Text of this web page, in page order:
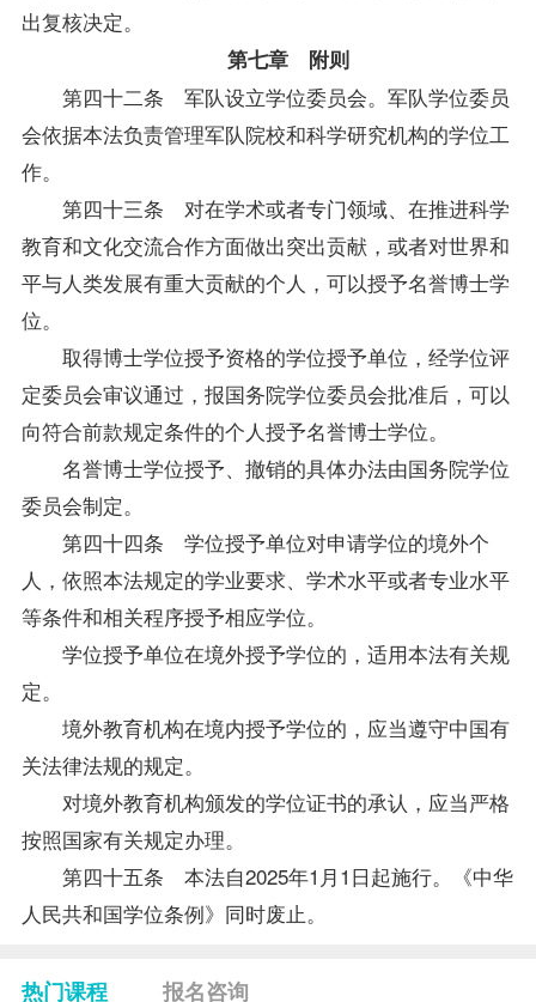
出复核决定。
第七章 附则
第四十二条 军队设立学位委员会。军队学位委员
会依据本法负责管理军队院校和科学研究机构的学位工
作。
第四十三条 对在学术或者专门领域、在推进科学
教育和文化交流合作方面做出突出贡献，或者对世界和
平与人类发展有重大贡献的个人，可以授予名誉博士学
位。
取得博士学位授予资格的学位授予单位，经学位评
定委员会审议通过，报国务院学位委员会批准后，可以
向符合前款规定条件的个人授予名誉博士学位。
名誉博士学位授予、撤销的具体办法由国务院学位
委员会制定。
第四十四条 学位授予单位对申请学位的境外个
人，依照本法规定的学业要求、学术水平或者专业水平
等条件和相关程序授予相应学位。
学位授予单位在境外授予学位的，适用本法有关规
定。
境外教育机构在境内授予学位的，应当遵守中国有
关法律法规的规定。
对境外教育机构颁发的学位证书的承认，应当严格
按照国家有关规定办理。
第四十五条 本法自2025年1月1日起施行。《中华
人民共和国学位条例》同时废止。
热门课程 报名咨询